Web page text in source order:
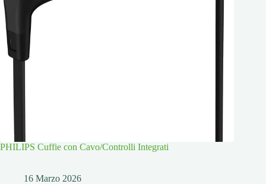
PHILIPS Cuffie con Cavo/Controlli Integrati
16 Marzo 2026